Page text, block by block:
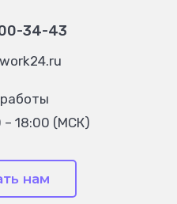
34-43
– 18:00 (МСК)
нам